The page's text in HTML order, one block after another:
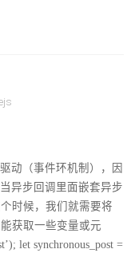
动（事件环机制），因
异步回调里面嵌套异步
时候，我们就需要将
获取一些变量或元
let synchronous_post =